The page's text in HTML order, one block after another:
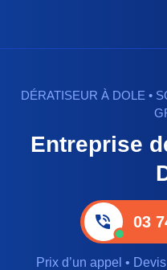
DÉRATISEUR À DOLE •
Entreprise
03
Prix d’un appel •